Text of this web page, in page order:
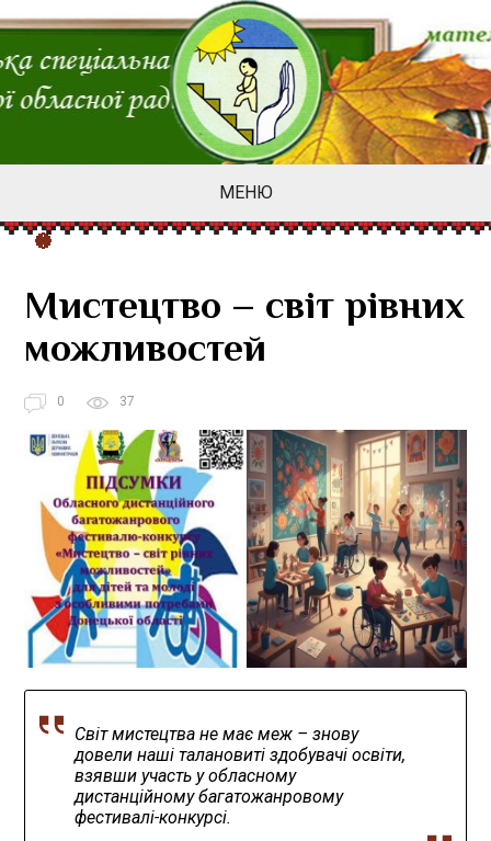
МЕНЮ
Мистецтво – світ рівних
можливостей
0 37
Світ мистецтва не має меж – знову
довели наші талановиті здобувачі освіти,
взявши участь у обласному
дистанційному багатожанровому
фестивалі-конкурсі.